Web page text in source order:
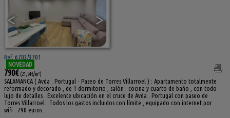
< >
Ref. 6703/3701
NOVEDAD
790€ (21,94€/m²)
SALAMANCA ( Avda . Portugal - Paseo de Torres Villarroel ) : Apartamento totalmente
reformado y decorado , de 1 dormitorio , salón . cocina y cuarto de baño , con todo
lujo de detalles . Excelente ubicación en el cruce de Avda . Portugal con paseo de
Torres Villarroel . Todos los gastos incluidos con límite , equipado con internet por
wifi . 790 euros .